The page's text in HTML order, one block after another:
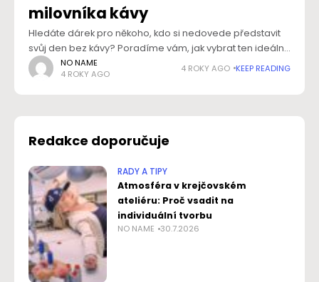
milovníka kávy
Hledáte dárek pro někoho, kdo si nedovede představit
svůj den bez kávy? Poradíme vám, jak vybrat ten ideální.
Překvapte své blízké, rodinu a kamarády. Nebojte se
udělat radost i kolegům
NO NAME
4 ROKY AGO
4 ROKY AGO KEEP READING
Redakce doporučuje
RADY A TIPY
Atmosféra v krejčovském
ateliéru: Proč vsadit na
individuální tvorbu
NO NAME 30.7.2026